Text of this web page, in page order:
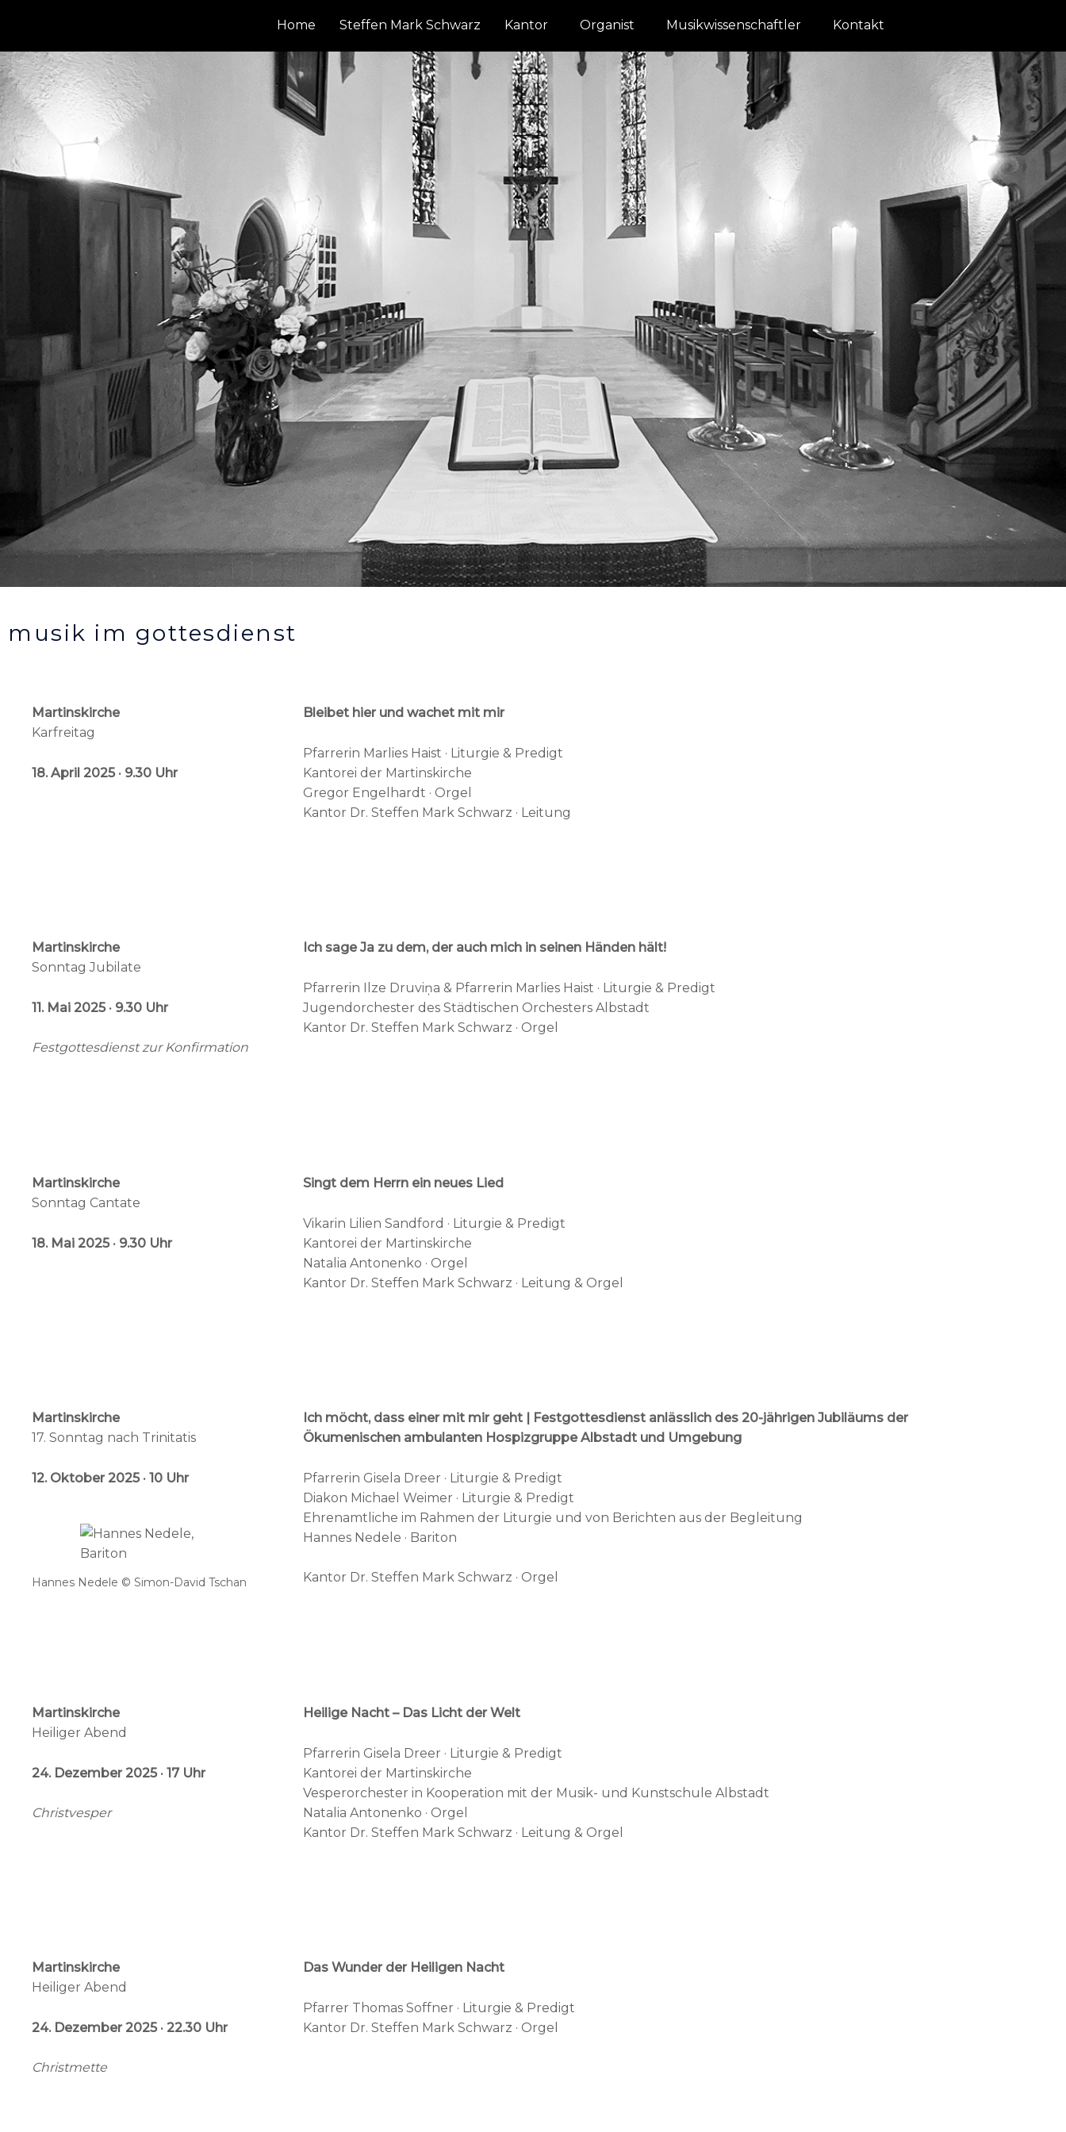
springen
Home Steffen Mark Schwarz Kantor Organist Musikwissenschaftler Kontakt
musik im gottesdienst
Martinskirche
Karfreitag
18. April 2025 · 9.30 Uhr
Bleibet hier und wachet mit mir
Pfarrerin Marlies Haist · Liturgie & Predigt
Kantorei der Martinskirche
Gregor Engelhardt · Orgel
Kantor Dr. Steffen Mark Schwarz · Leitung
Martinskirche
Sonntag Jubilate
11. Mai 2025 · 9.30 Uhr
Festgottesdienst zur Konfirmation
Ich sage Ja zu dem, der auch mich in seinen Händen hält!
Pfarrerin Ilze Druviņa & Pfarrerin Marlies Haist · Liturgie & Predigt
Jugendorchester des Städtischen Orchesters Albstadt
Kantor Dr. Steffen Mark Schwarz · Orgel
Martinskirche
Sonntag Cantate
18. Mai 2025 · 9.30 Uhr
Singt dem Herrn ein neues Lied
Vikarin Lilien Sandford · Liturgie & Predigt
Kantorei der Martinskirche
Natalia Antonenko · Orgel
Kantor Dr. Steffen Mark Schwarz · Leitung & Orgel
Martinskirche
17. Sonntag nach Trinitatis
12. Oktober2025 · 10 Uhr
Hannes Nedele © Simon-David Tschan
Ich möcht, dass einer mit mir geht | Festgottesdienst anlässlich des 20-jährigen Jubiläums der
Ökumenischen ambulanten Hospizgruppe Albstadt und Umgebung
Pfarrerin Gisela Dreer · Liturgie & Predigt
Diakon Michael Weimer · Liturgie & Predigt
Ehrenamtliche im Rahmen der Liturgie und von Berichten aus der Begleitung
Hannes Nedele · Bariton
Kantor Dr. Steffen Mark Schwarz · Orgel
Martinskirche
Heiliger Abend
24. Dezember 2025 · 17 Uhr
Christvesper
Heilige Nacht – Das Licht der Welt
Pfarrerin Gisela Dreer · Liturgie & Predigt
Kantorei der Martinskirche
Vesperorchester in Kooperation mit der Musik- und Kunstschule Albstadt
Natalia Antonenko · Orgel
Kantor Dr. Steffen Mark Schwarz · Leitung & Orgel
Martinskirche
Heiliger Abend
24. Dezember 2025 · 22.30 Uhr
Christmette
Das Wunder der Heiligen Nacht
Pfarrer Thomas Soffner · Liturgie & Predigt
Kantor Dr. Steffen Mark Schwarz · Orgel